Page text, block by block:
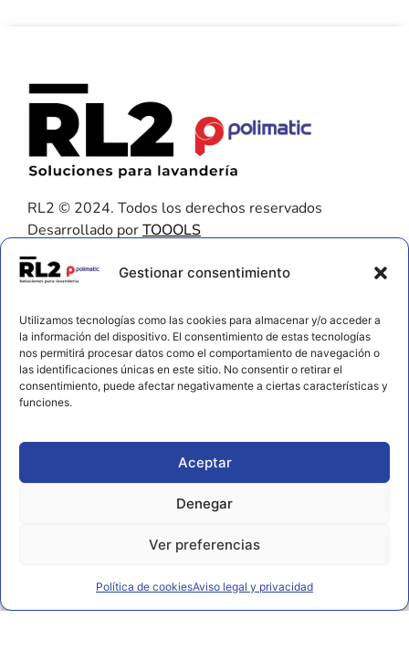
Gestionar consentimiento
Utilizamos tecnologías como las cookies para almacenar y/o acceder a
la información del dispositivo. El consentimiento de estas tecnologías
nos permitirá procesar datos como el comportamiento de navegación o
las identificaciones únicas en este sitio. No consentir o retirar el
consentimiento, puede afectar negativamente a ciertas características y
funciones.
Aceptar
Denegar
Ver preferencias
Política de cookiesAviso legal y privacidad
RL2 © 2024. Todos los derechos reservados
Desarrollado porTOOOLS
Contacto
672 202 722
info@rl2.eu
Información
Aviso legal y privacidad
Declaración de accesibilidad